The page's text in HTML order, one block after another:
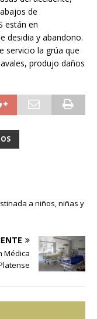
de
están en
desidia y abandono.
servicio la grúa que
produjo daños
a niños, niñas y
Médica